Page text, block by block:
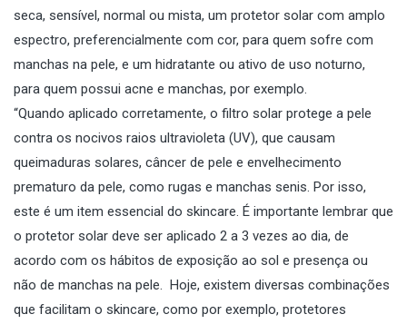
seca, sensível, normal ou mista, um protetor solar com amplo
espectro, preferencialmente com cor, para quem sofre com
manchas na pele, e um hidratante ou ativo de uso noturno,
para quem possui acne e manchas, por exemplo.
“Quando aplicado corretamente, o filtro solar protege a pele
contra os nocivos raios ultravioleta (UV), que causam
queimaduras solares, câncer de pele e envelhecimento
prematuro da pele, como rugas e manchas senis. Por isso,
este é um item essencial do skincare. É importante lembrar que
o protetor solar deve ser aplicado 2 a 3 vezes ao dia, de
acordo com os hábitos de exposição ao sol e presença ou
não de manchas na pele. Hoje, existem diversas combinações
que facilitam o skincare, como por exemplo, protetores